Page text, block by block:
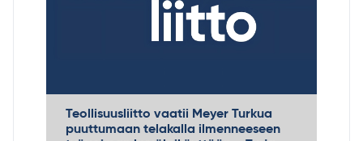
Teollisuusliitto vaatii Meyer Turkua
puuttumaan telakalla ilmenneeseen